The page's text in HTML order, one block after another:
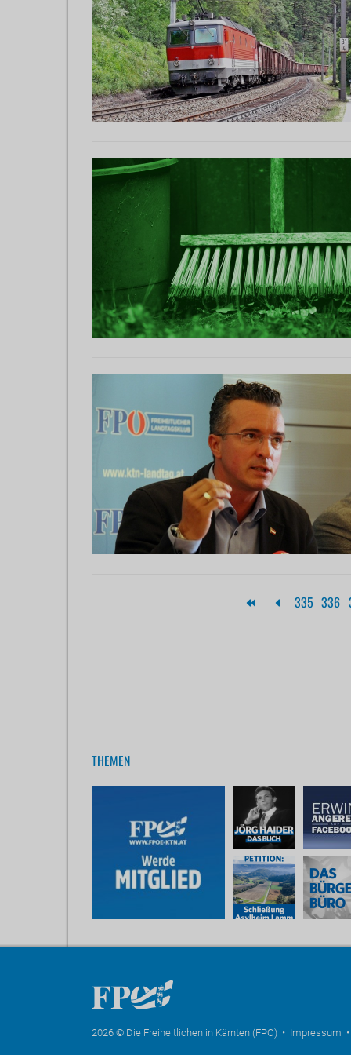
335 336
THEMEN
2026 © Die Freiheitlichen in Kärnten (FPÖ) • Impressum